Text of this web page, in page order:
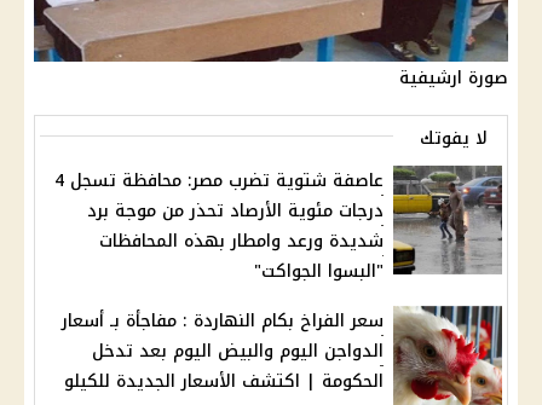
صورة ارشيفية
لا يفوتك
عاصفة شتوية تضرب مصر: محافظة تسجل 4
درجات مئوية الأرصاد تحذر من موجة برد
شديدة ورعد وامطار بهذه المحافظات
"البسوا الجواكت"
سعر الفراخ بكام النهاردة : مفاجأة بـ أسعار
الدواجن اليوم والبيض اليوم بعد تدخل
الحكومة | اكتشف الأسعار الجديدة للكيلو